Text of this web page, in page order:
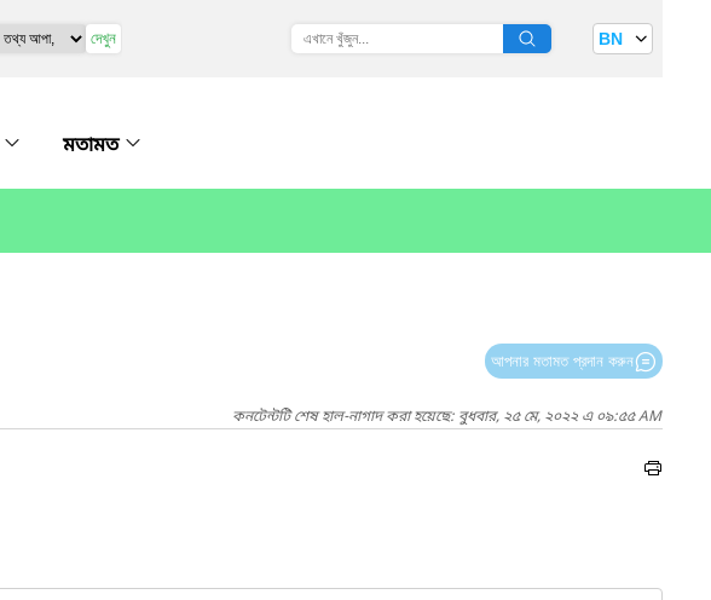
দেখুন BN
মতামত
আপনার মতামত প্রদান করুন
কনটেন্টটি শেষ হাল-নাগাদ করা হয়েছে: বুধবার, ২৫ মে, ২০২২ এ ০৯:৫৫ AM